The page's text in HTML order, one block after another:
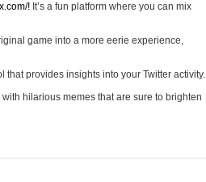
! It’s a fun platform where you can mix
game into a more eerie experience,
that provides insights into your Twitter activity.
with hilarious memes that are sure to brighten